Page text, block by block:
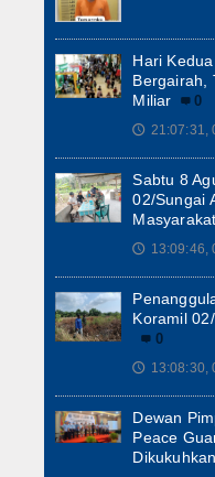
Hari
Bergairah,
Miliar
0
🕔 21:07:31,
Sabtu 8
02/Sungai
🕔 13:09:46,
Koramil
0
🕔 13:08:30,
Dewan
Peace
Dikukuhkan